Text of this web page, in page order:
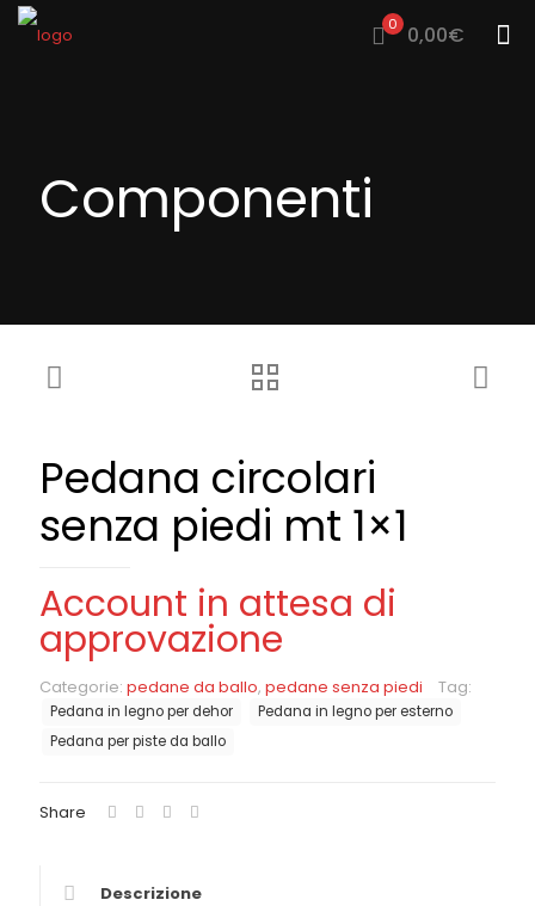
0 0,00€
Componenti
Pedana circolari
senza piedi mt 1×1
Account in attesa di
approvazione
Categorie: pedane da ballo, pedane senza piedi Tag:
Pedana in legno per dehor
Pedana in legno per esterno
Pedana per piste da ballo
Share
Descrizione